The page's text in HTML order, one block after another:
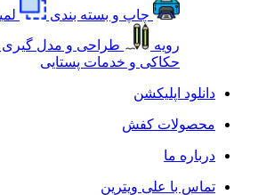
چاپ و بسته بندی
رویه
طراحی و مدل گیری -
حکاکی و خدمات پستایی
دانلود اپلیکشن
محصولات کفش
درباره ما
تماس با علی ویترین